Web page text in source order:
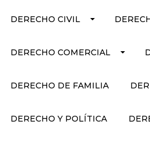
DERECHO CIVIL
DERECHO COMERCIAL
DERECHO DE FAMILIA
DERECHO Y POLÍTICA